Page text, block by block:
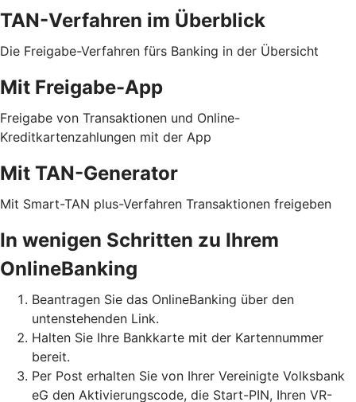
TAN-Verfahren im Überblick
Die Freigabe-Verfahren fürs Banking in der Übersicht
Mit Freigabe-App
Freigabe von Transaktionen und Online-
Kreditkartenzahlungen mit der App
Mit TAN-Generator
Mit Smart-TAN plus-Verfahren Transaktionen freigeben
In wenigen Schritten zu Ihrem
OnlineBanking
Beantragen Sie das OnlineBanking über den
untenstehenden Link.
Halten Sie Ihre Bankkarte mit der Kartennummer
bereit.
Per Post erhalten Sie von Ihrer Vereinigte Volksbank
eG den Aktivierungscode, die Start-PIN, Ihren VR-